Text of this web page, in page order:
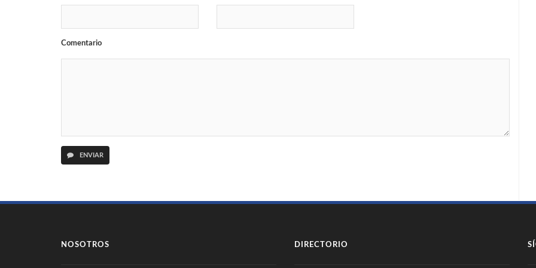
Comentario
ENVIAR
NOSOTROS DIRECTORIO